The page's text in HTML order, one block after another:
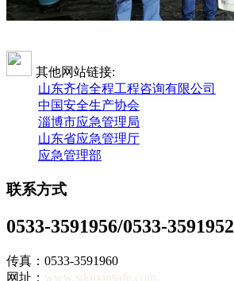
其他网站链接:
山东齐信全程工程咨询有限公司
中国安全生产协会
淄博市应急管理局
山东省应急管理厅
应急管理部
联系方式
0533-3591956/0533-3591952
传真：0533-3591960
网址： www.sdqixinsafe.com